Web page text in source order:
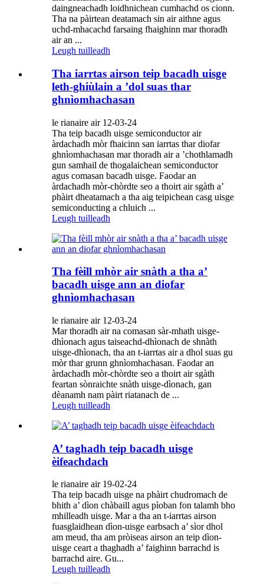
daingneachadh loidhnichean cumhachd os cionn.
Tha na pàirtean deatamach sin air aithne agus
uchd-mhacachd farsaing fhaighinn mar thoradh
air an ...
Leugh tuilleadh
Tha iarrtas airson teip bacadh uisge
leth-ghiùlain a ’dol suas thar
ghnìomhachasan
le rianaire air 12-03-24
Tha teip bacadh uisge semiconductor air
àrdachadh mòr fhaicinn san iarrtas thar diofar
ghnìomhachasan mar thoradh air a ’chothlamadh
gun samhail de thogalaichean semiconductor
agus comasan bacadh uisge. Faodar an
àrdachadh mòr-chòrdte seo a thoirt air sgàth a’
phàirt dheatamach a tha aig teipichean casg uisge
semiconducting a chluich ...
Leugh tuilleadh
Tha fèill mhòr air snàth a tha a’
bacadh uisge ann an diofar
ghnìomhachasan
le rianaire air 12-03-24
Mar thoradh air na comasan sàr-mhath uisge-
dhìonach agus taiseachd-dhìonach de shnàth
uisge-dhìonach, tha an t-iarrtas air a dhol suas gu
mòr thar grunn ghnìomhachasan. Faodar an
àrdachadh mòr-chòrdte seo a thoirt air sgàth
feartan sònraichte snàth uisge-dìonach, gan
dèanamh nam pàirt riatanach de ...
Leugh tuilleadh
A’ taghadh teip bacadh uisge
èifeachdach
le rianaire air 19-02-24
Tha teip bacadh uisge na phàirt chudromach de
bhith a’ dìon chàbaill agus pìoban fon talamh bho
mhilleadh uisge. Mar a tha an t-iarrtas airson
fuasglaidhean dìon-uisge earbsach a’ sìor dhol
am meud, tha am pròiseas airson an teip dìon-
uisge ceart a thaghadh a’ faighinn barrachd is
barrachd aire. Gu...
Leugh tuilleadh